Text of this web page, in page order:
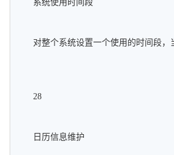
系统使用时间段
对整个系统设置一个使用的时间段
28
日历信息维护